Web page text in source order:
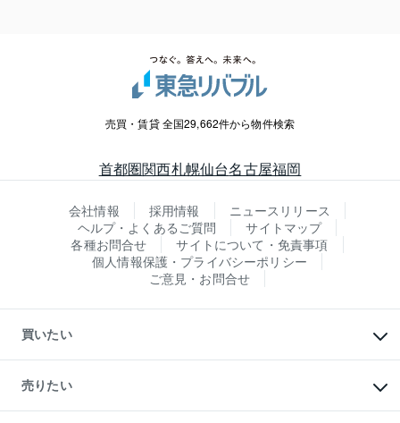
売買・賃貸 全国29,662件から物件検索
首都圏関西札幌仙台名古屋福岡
会社情報 採用情報
ニュースリリース
ヘルプ・よくあるご質問
サイトマップ
各種お問合せ
サイトについて・免責事項
個人情報保護・プライバシーポリシー
ご意見・お問合せ
買いたい
新築・分譲マンションの購入
中古マンションの購入
一戸建ての購入
売りたい